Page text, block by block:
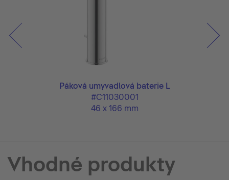
Páková umyvadlová baterie L
#C11030001
46 x 166 mm
Vhodné produkty